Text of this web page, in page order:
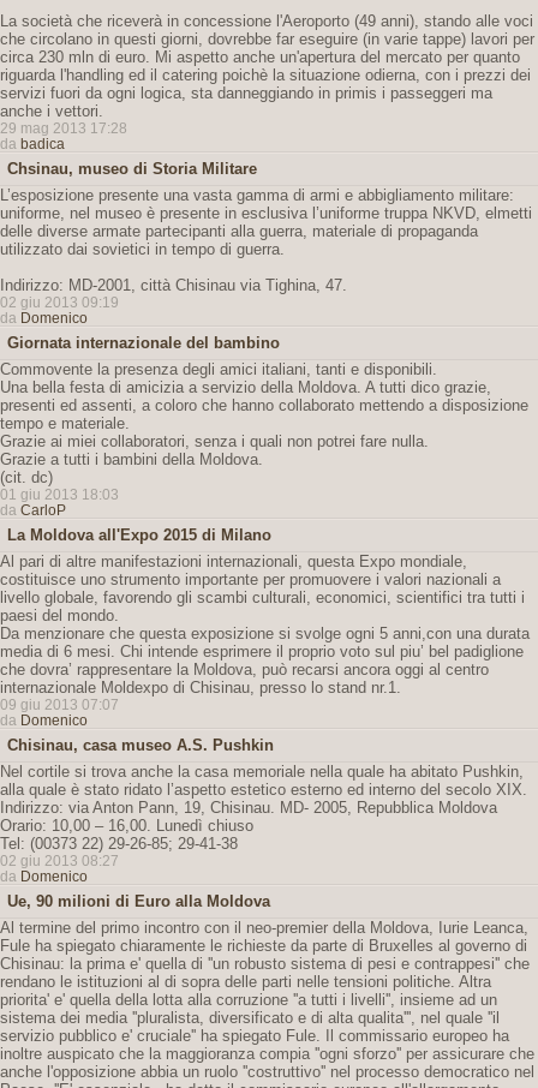
La società che riceverà in concessione l'Aeroporto (49 anni), stando alle voci
che circolano in questi giorni, dovrebbe far eseguire (in varie tappe) lavori per
circa 230 mln di euro. Mi aspetto anche un'apertura del mercato per quanto
riguarda l'handling ed il catering poichè la situazione odierna, con i prezzi dei
servizi fuori da ogni logica, sta danneggiando in primis i passeggeri ma
anche i vettori.
29 mag 2013 17:28
da badica
Chsinau, museo di Storia Militare
L’esposizione presente una vasta gamma di armi e abbigliamento militare:
uniforme, nel museo è presente in esclusiva l’uniforme truppa NKVD, elmetti
delle diverse armate partecipanti alla guerra, materiale di propaganda
utilizzato dai sovietici in tempo di guerra.
Indirizzo: MD-2001, città Chisinau via Tighina, 47.
02 giu 2013 09:19
da Domenico
Giornata internazionale del bambino
Commovente la presenza degli amici italiani, tanti e disponibili.
Una bella festa di amicizia a servizio della Moldova. A tutti dico grazie,
presenti ed assenti, a coloro che hanno collaborato mettendo a disposizione
tempo e materiale.
Grazie ai miei collaboratori, senza i quali non potrei fare nulla.
Grazie a tutti i bambini della Moldova.
(cit. dc)
01 giu 2013 18:03
da CarloP
La Moldova all'Expo 2015 di Milano
Al pari di altre manifestazioni internazionali, questa Expo mondiale,
costituisce uno strumento importante per promuovere i valori nazionali a
livello globale, favorendo gli scambi culturali, economici, scientifici tra tutti i
paesi del mondo.
Da menzionare che questa exposizione si svolge ogni 5 anni,con una durata
media di 6 mesi. Chi intende esprimere il proprio voto sul piu’ bel padiglione
che dovra’ rappresentare la Moldova, può recarsi ancora oggi al centro
internazionale Moldexpo di Chisinau, presso lo stand nr.1.
09 giu 2013 07:07
da Domenico
Chisinau, casa museo A.S. Pushkin
Nel cortile si trova anche la casa memoriale nella quale ha abitato Pushkin,
alla quale è stato ridato l’aspetto estetico esterno ed interno del secolo XIX.
Indirizzo: via Anton Pann, 19, Chisinau. MD- 2005, Repubblica Moldova
Orario: 10,00 – 16,00. Lunedì chiuso
Tel: (00373 22) 29-26-85; 29-41-38
02 giu 2013 08:27
da Domenico
Ue, 90 milioni di Euro alla Moldova
Al termine del primo incontro con il neo-premier della Moldova, Iurie Leanca,
Fule ha spiegato chiaramente le richieste da parte di Bruxelles al governo di
Chisinau: la prima e' quella di ''un robusto sistema di pesi e contrappesi'' che
rendano le istituzioni al di sopra delle parti nelle tensioni politiche. Altra
priorita' e' quella della lotta alla corruzione ''a tutti i livelli'', insieme ad un
sistema dei media ''pluralista, diversificato e di alta qualita''', nel quale ''il
servizio pubblico e' cruciale'' ha spiegato Fule. Il commissario europeo ha
inoltre auspicato che la maggioranza compia ''ogni sforzo'' per assicurare che
anche l'opposizione abbia un ruolo ''costruttivo'' nel processo democratico nel